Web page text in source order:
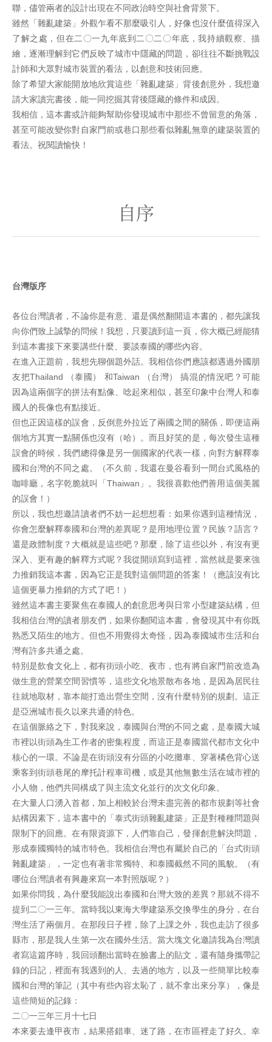
聯，儘管兩者的設計出現在不同政治時空與社會背景下。
雖然「雜亂建築」外觀乍看不那麼吸引人，好像也沒什麼值得深入
了解之處，但在二〇一九年底到二〇二〇年底，我持續觀察、描
繪，逐漸理解到它們反映了城市中隱藏的問題，卻往往不斷挑戰設
計師和大眾對城市裝置的看法，以創意和技術回應。
除了希望大家能開放地欣賞這些「雜亂建築」背後創意外，我想邀
請大家讀完書後，能一同挖掘其背後隱藏的條件和成因。
我相信，這本書或許能夠幫助你發現城市中那些不曾留意的角落，
甚至可能改變你對自家門前或巷口那些看似雜亂無章的建築裝置的
看法。祝閱讀愉快！
自序
台灣版序
各位台灣讀者，不論你是有意、還是偶然翻開這本書的，都先讓我
向你們致上誠摯的問候！我想，只要讀到這一頁，你大概已經能猜
到這本書接下來要講些什麼、要談泰國的哪些內容。
在進入正題前，我想先聊個題外話。我相信你們應該都遇過外國朋
友把Thailand （泰國） 和Taiwan （台灣） 搞混的情況吧？可能
因為這兩個字的拼法有點像、唸起來相似，甚至印象中台灣人和泰
國人的長像也有點接近。
但也正因這樣的誤會，反倒意外拉近了兩國之間的關係，即便這兩
個地方其實一點關係也沒有（哈）。而且好笑的是，每次發生這種
誤會的時候，我們總得像是另一個國家的代表一樣，向對方解釋泰
國和台灣的不同之處。（不久前，我還在曼谷看到一間台式風格的
咖啡廳，名字乾脆就叫「Thaiwan」。我很喜歡他們善用這個美麗
的誤會！）
所以，我也想邀請讀者們不妨一起想想看：如果你遇到這種情況，
你會怎麼解釋泰國和台灣的差異呢？是用地理位置？民族？語言？
還是政體制度？大概就是這些吧？那麼，除了這些以外，有沒有更
深入、更有趣的解釋方式呢？我從開頭寫到這裡，當然就是要來強
力推銷我這本書，因為它正是我對這個問題的答案！（應該沒有比
這個更暴力推銷的方式了吧！）
雖然這本書主要聚焦在泰國人的創意思考與日常小型建築結構，但
我相信台灣的讀者朋友們，如果你翻閱這本書，會發現其中有你既
熟悉又陌生的地方。但也不用覺得太奇怪，因為泰國城市生活和台
灣有許多共通之處。
特別是飲食文化上，都有街頭小吃、夜市，也有將自家門前改造為
做生意的營業空間習慣等，這些文化地景散布各地，是因為居民往
往就地取材，靠本能打造出營生空間，沒有什麼特別的規劃。這正
是亞洲城市長久以來共通的特色。
在這個脈絡之下，對我來說，泰國與台灣的不同之處，是泰國大城
市裡以街頭為生工作者的密集程度，而這正是泰國當代都市文化中
核心的一環。不論是在街頭沒有分區的小吃攤車、穿著橘色背心送
乘客到街頭巷尾的摩托計程車司機，或是其他無數生活在城市裡的
小人物，他們共同構成了與主流文化並行的次文化印象。
在大量人口湧入首都，加上相較於台灣未盡完善的都市規劃等社會
結構因素下，這本書中的「泰式街頭雜亂建築」正是對種種問題與
限制下的回應。在有限資源下，人們靠自己，發揮創意解決問題，
形成泰國獨特的城市特色。我相信台灣也有屬於自己的「台式街頭
雜亂建築」，一定也有著非常獨特、和泰國截然不同的風貌。（有
哪位台灣讀者有興趣來寫一本對照版呢？）
如果你問我，為什麼我能說出泰國和台灣大致的差異？那就不得不
提到二〇一三年。當時我以東海大學建築系交換學生的身分，在台
灣生活了兩個月。在那段日子裡，除了上課之外，我也走訪了很多
縣市，那是我人生第一次在國外生活。當大塊文化邀請我為台灣讀
者寫這篇序時，我回頭翻出當時在臉書上的貼文，還有隨身攜帶記
錄的日記，裡面有我遇到的人、去過的地方，以及一些簡單比較泰
國和台灣的筆記（其中有些內容太恥了，就不拿出來分享），像是
這些簡短的記錄：
二〇一三年三月十七日
本來要去逢甲夜市，結果搭錯車、迷了路，在市區裡走了好久。幸